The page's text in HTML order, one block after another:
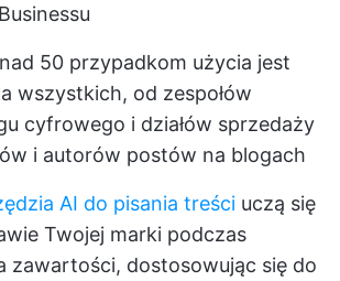
50 przypadkom użycia jest
wszystkich, od zespołów
cyfrowego i działów sprzedaży
i autorów postów na blogach
AI do pisania treści uczą się
Twojej marki podczas
zawartości, dostosowując się do